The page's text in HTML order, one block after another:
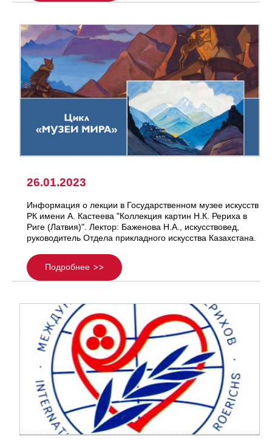
26.01.2023
Информация о лекции в Государственном музее искусств
РК имени А. Кастеева "Коллекция картин Н.К. Рериха в
Риге (Латвия)". Лектор: Баженова Н.А., искусствовед,
руководитель Отдела прикладного искусства Казахстана.
Подробнее